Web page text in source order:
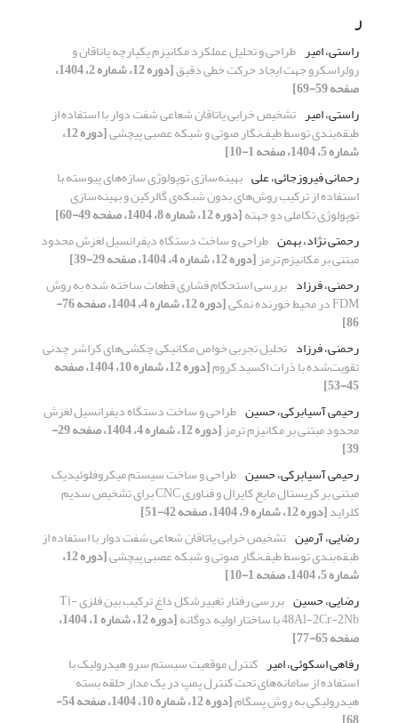
ر
راستی، امیر طراحی و تحلیل عملکرد مکانیزم یکپارچه یاتاقان و
رولراسکرو جهت ایجاد حرکت خطی دقیق [دوره 12، شماره 2، 1404،
صفحه 59-69]
راستی، امیر تشخیص خرابی یاتاقان شعاعی شفت دوار با استفاده از
طبقه‌بندی توسط طیف‌نگار صوتی و شبکه عصبی پیچشی [دوره 12،
شماره 5، 1404، صفحه 1-10]
رحمانی فیروزجائی، علی بهینه‌سازی توپولوژی سازه‌های پیوسته با
استفاده از ترکیب روش‌های بدون شبکه‌ی گالرکین و بهینه‌سازی
توپولوژی تکاملی دو جهته[دوره 12، شماره 8، 1404، صفحه 49-60]
رحمتی نژاد، بهمن طراحی و ساخت دستگاه دیفرانسیل لغزش محدود
مبتنی بر مکانیزم ترمز[دوره 12، شماره 4، 1404، صفحه 29-39]
رحمنی، فرزاد بررسی استحکام فشاری قطعات ساخته شده به روش
FDM در محیط خورنده نمکی [دوره 12، شماره 4، 1404، صفحه 76-
86]
رحمنی، فرزاد تحلیل تجربی خواص مکانیکی چکشی‌های کراشر چدنی
تقویت‌شده با ذرات اکسید کروم [دوره 12، شماره 10، 1404، صفحه
45-53]
رحیمی آسیابرکی، حسین طراحی و ساخت دستگاه دیفرانسیل لغزش
محدود مبتنی بر مکانیزم ترمز [دوره 12، شماره 4، 1404، صفحه 29-
39]
رحیمی آسیابرکی، حسین طراحی و ساخت سیستم میکروفلوئیدیک
مبتنی بر کریستال مایع کایرال و فناوریCNCبرای تشخیص سدیم
کلراید[دوره 12، شماره 9، 1404، صفحه 42-51]
رضایی، آرمین تشخیص خرابی یاتاقان شعاعی شفت دوار با استفاده از
طبقه‌بندی توسط طیف‌نگار صوتی و شبکه عصبی پیچشی [دوره 12،
شماره 5، 1404، صفحه 1-10]
رضایی، حسین
بررسی رفتار تغییرشکل داغ ترکیب بین فلزی Ti-
48Al-2Cr-2Nb با ساختار اولیه دوگانه [دوره 12، شماره 1، 1404،
صفحه 65-77]
رفاهی اسکوئی، امیر کنترل موقعیت سیستم سرو هیدرولیک با
استفاده از سامانههای تحت کنترل پمپ در یک مدار حلقه بسته
هیدرولیکی به روش پسگام [دوره 12، شماره 10، 1404، صفحه 54-